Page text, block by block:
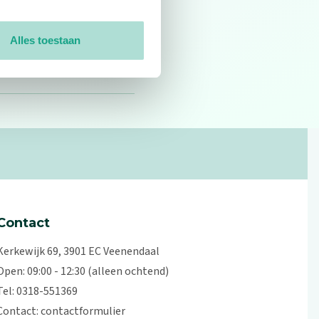
Alles toestaan
69, 3901 EC Veenendaal
09:00 - 12:30 (alleen ochtend)
0318-551369
contactformulier